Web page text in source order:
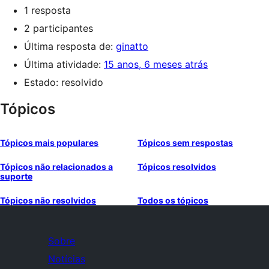
1 resposta
2 participantes
Última resposta de: ginatto
Última atividade: 15 anos, 6 meses atrás
Estado: resolvido
Tópicos
Tópicos mais populares Tópicos sem respostas
Tópicos não relacionados a
suporte
Tópicos resolvidos
Tópicos não resolvidos Todos os tópicos
Sobre
Notícias